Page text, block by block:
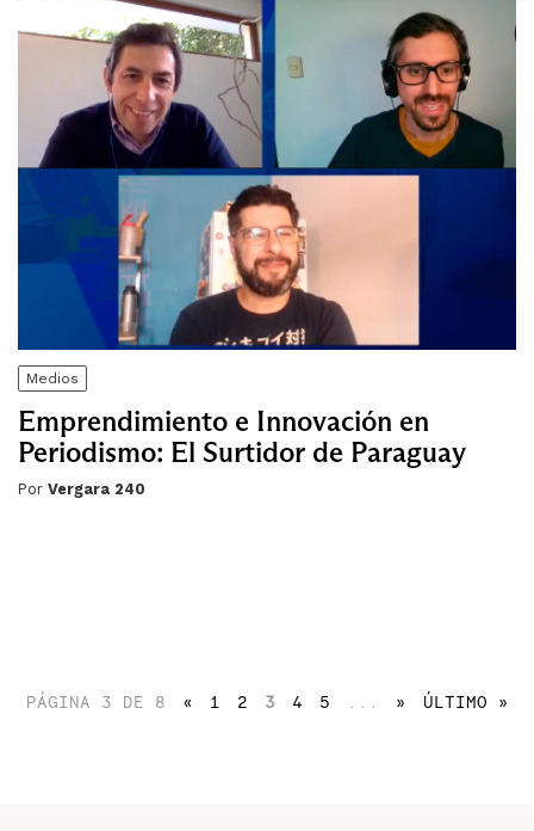
Medios
Emprendimiento e Innovación en
Periodismo: El Surtidor de Paraguay
Por Vergara 240
PÁGINA 3 DE 8 « 1 2 3 4 5 » ÚLTIMO »